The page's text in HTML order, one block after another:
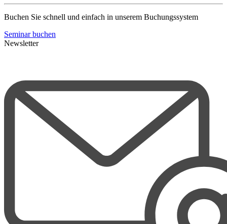
Buchen Sie schnell und einfach in unserem Buchungssystem
Seminar buchen
Newsletter